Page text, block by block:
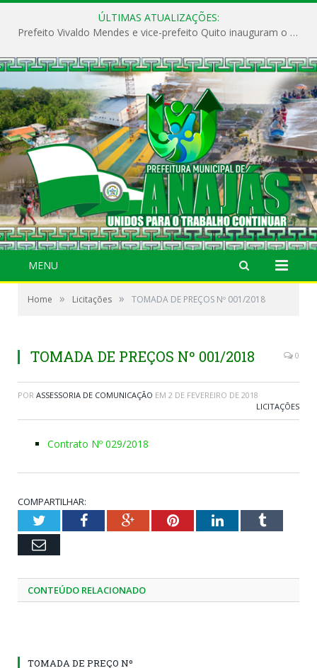
ÚLTIMAS ATUALIZAÇÕES:
Prefeito Vivaldo Mendes e vice-prefeito Quito inauguram o CAPS e fortalecem a saúde pública em Anajás.
MENU
Home » Licitações » TOMADA DE PREÇOS Nº 001/2018
TOMADA DE PREÇOS Nº 001/2018 0
POR ASSESSORIA DE COMUNICAÇÃO EM 2 DE FEVEREIRO DE 2018
LICITAÇÕES
Contrato Nº 029/2018
COMPARTILHAR:
TwitterFacebookGoogle+PinterestLinkedInTumblr
Email
CONTEÚDO RELACIONADO
TOMADA DE PREÇO Nº